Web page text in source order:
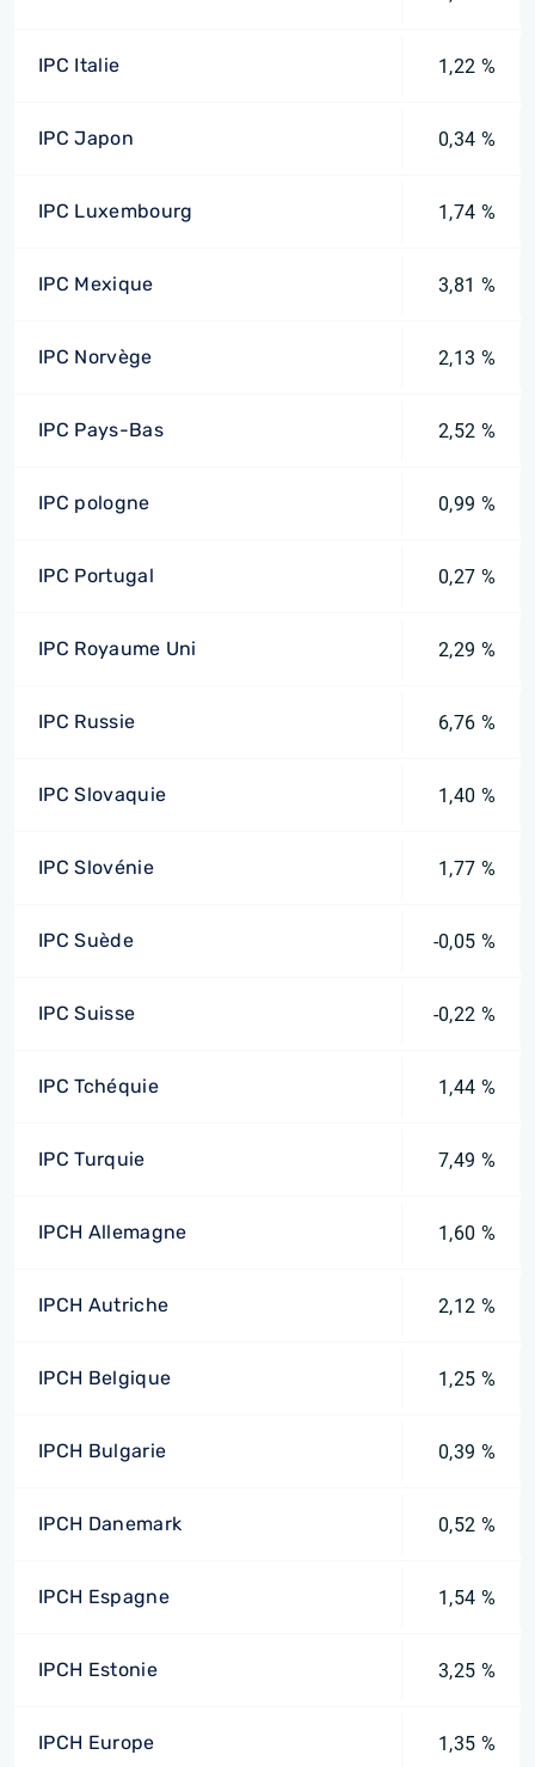
IPC Italie 1,22 %
IPC Japon 0,34 %
IPC Luxembourg 1,74 %
IPC Mexique 3,81 %
IPC Norvège 2,13 %
IPC Pays-Bas 2,52 %
IPC pologne 0,99 %
IPC Portugal 0,27 %
IPC Royaume Uni 2,29 %
IPC Russie 6,76 %
IPC Slovaquie 1,40 %
IPC Slovénie 1,77 %
IPC Suède -0,05 %
IPC Suisse -0,22 %
IPC Tchéquie 1,44 %
IPC Turquie 7,49 %
IPCH Allemagne 1,60 %
IPCH Autriche 2,12 %
IPCH Belgique 1,25 %
IPCH Bulgarie 0,39 %
IPCH Danemark 0,52 %
IPCH Espagne 1,54 %
IPCH Estonie 3,25 %
IPCH Europe 1,35 %